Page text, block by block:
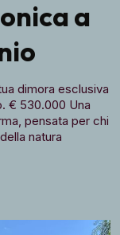
a
dimora esclusiva
€ 530.000 Una
pensata per chi
natura